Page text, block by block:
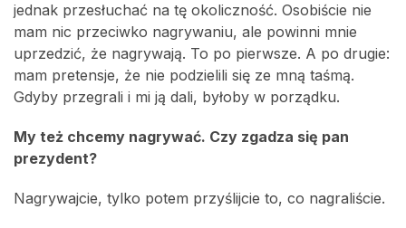
jednak przesłuchać na tę okoliczność. Osobiście nie
mam nic przeciwko nagrywaniu, ale powinni mnie
uprzedzić, że nagrywają. To po pierwsze. A po drugie:
mam pretensje, że nie podzielili się ze mną taśmą.
Gdyby przegrali i mi ją dali, byłoby w porządku.
My też chcemy nagrywać. Czy zgadza się pan
prezydent?
Nagrywajcie, tylko potem przyślijcie to, co nagraliście.